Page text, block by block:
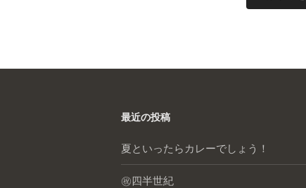
最近の投稿
夏といったらカレーでしょう！
㊗️四半世紀